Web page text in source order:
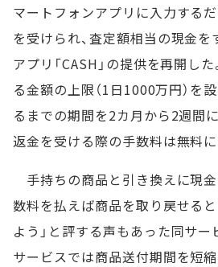
マートフォンアプリに入力する
を受けられ、査定額相当の現金
アプリ「CASH」の提供を再開し
る金額の上限（1日1000万円）を
るまでの期間を2カ月から2週間
返金を受ける際の手数料は無料に
手持ちの商品と引き換えに現
数料を払えば商品を取り戻せると
よう」と評する声もあった同サー
サービスでは商品送付期間を短縮